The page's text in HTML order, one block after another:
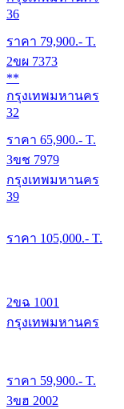
36
ราคา 79,900.- T.
2ขผ 7373
**
กรุงเทพมหานคร
32
ราคา 65,900.- T.
3ขช 7979
กรุงเทพมหานคร
39
ราคา 105,000.- T.
2ขฉ 1001
กรุงเทพมหานคร
ราคา 59,900.- T.
3ขฮ 2002